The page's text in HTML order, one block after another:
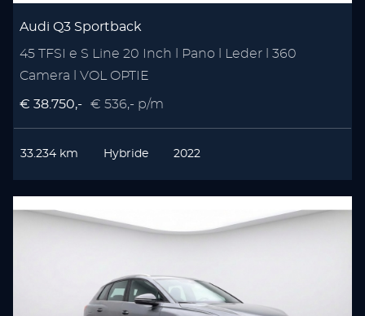
Audi Q3 Sportback
45 TFSI e S Line 20 Inch l Pano l Leder l 360
Camera l VOL OPTIE
€ 38.750,- € 536,- p/m
33.234 km Hybride 2022